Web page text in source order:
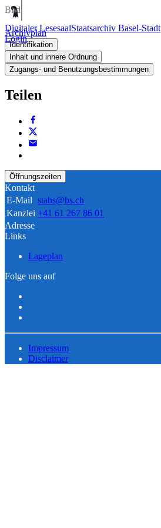
Digitaler LesesaalStaatsarchiv Basel-Stadt
Login
Bild
Archivplan
Identifikation
Inhalt und innere Ordnung
Zugangs- und Benutzungsbestimmungen
Teilen
Öffnungszeiten
Kontakt
E-Mail stabs@bs.ch
Kanzlei +41 61 267 86 01
Adresse
Links
Lageplan
Folge uns auf
Impressum
Disclaimer